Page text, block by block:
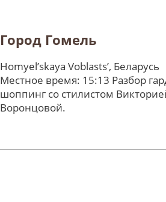
Город Гомель
Homyelʼskaya Voblastsʼ, Беларусь
Местное время: 15:13 Разбор
шоппинг со стилистом
Воронцовой.